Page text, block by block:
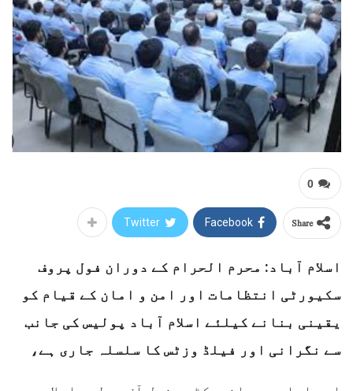
0
Share
Facebook
Twitter
اسلام آباد: محرم الحرام کے دوران فول پروف
سکیورٹی انتظامات اور امن و امان کے قیام کو
یقینی بنانے کیلئے اسلام آباد پولیس کی جانب
سے نگرانی اور فیلڈ وزٹس کا سلسلہ جاری ہے،